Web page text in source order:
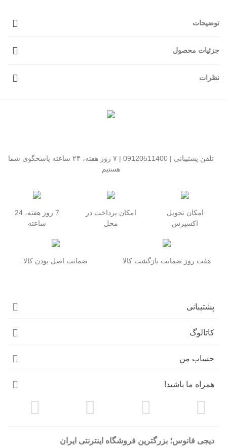
توضیحات
جزئیات محصول
نظرات
تلفن پشتیبانی | 09120511400 | ۷ روز هفته، ۲۴ ساعته پاسخگوی شما
هستیم
امکان تحویل
اکسپرس
امکان پرداخت در
محل
7 روز هفته، 24
ساعته
هفت روز ضمانت بازگشت کالا ضمانت اصل بودن کالا
پشتیبانی
کاتالوگ
حساب من
همراه ما باشید!
دیجی فانوس؛ بزرگترین فروشگاه اینترنتی ایران